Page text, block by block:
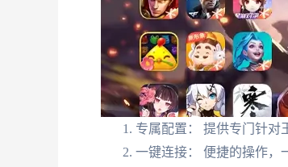
专属配置： 提供专门针对
一键连接： 便捷的操作，